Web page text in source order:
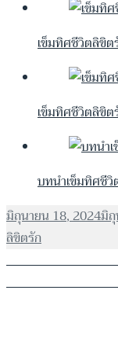
เข็มทิศชีวิตลิขิ
เข็มทิศชีวิตลิขิ
บทนำเข็มทิศชี
เขียน
เมื่อ
มิถุนายน 18, 2024มิ
ลิขิตรัก
แนะแนว
เรื่อง
ก่อนหน้าเข็มทิศชีวิต
ต่อไปเข็มทิศชีวิตลิขิ